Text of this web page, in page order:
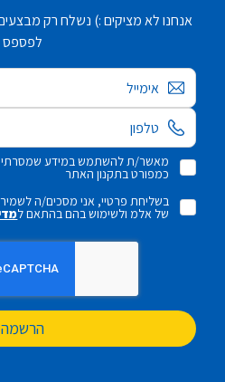
אנחנו לא מציקים :) נשלח רק
לפספס
אימייל
מאשר/ת להשתמש במידע שמסרתי
כמפורט בתקנון האתר
בשליחת פרטיי, אני מסכים/ה
של אלמ ולשימוש בהם בהתאם ל
הרשמה